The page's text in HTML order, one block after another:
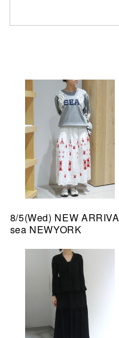
8/5(Wed) NEW
sea NEWYORK